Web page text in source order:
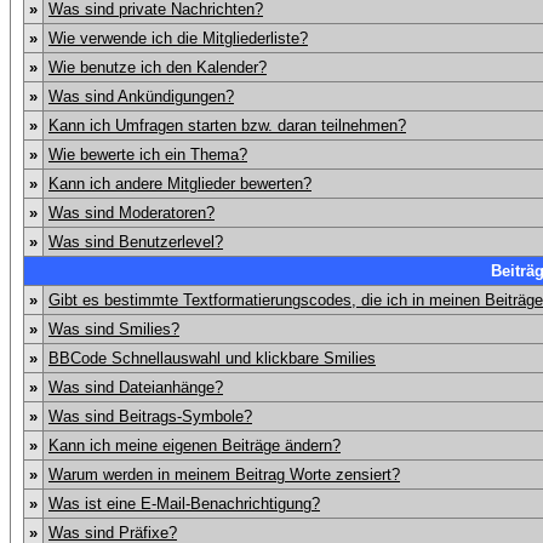
» Was sind private Nachrichten?
» Wie verwende ich die Mitgliederliste?
» Wie benutze ich den Kalender?
» Was sind Ankündigungen?
»
Kann ich Umfragen starten bzw. daran teilnehmen?
» Wie bewerte ich ein Thema?
»
Kann ich andere Mitglieder bewerten?
» Was sind Moderatoren?
» Was sind Benutzerlevel?
» Gibt es bestimmte Textformatierungscodes, die ich in meinen
» Was sind Smilies?
»
BBCode Schnellauswahl und klickbare Smilies
» Was sind Dateianhänge?
» Was sind Beitrags-Symbole?
»
Kann ich meine eigenen Beiträge ändern?
» Warum werden in meinem Beitrag Worte zensiert?
» Was ist eine E-Mail-Benachrichtigung?
» Was sind Präfixe?